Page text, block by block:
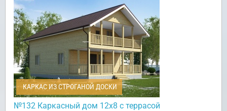
КАРКАС ИЗ СТРОГАНОЙ ДОСКИ
№132 Каркасный дом 12х8 с террасой